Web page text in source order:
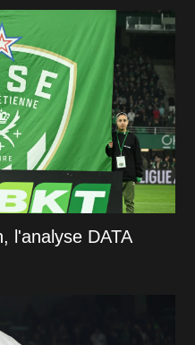
l'analyse DATA